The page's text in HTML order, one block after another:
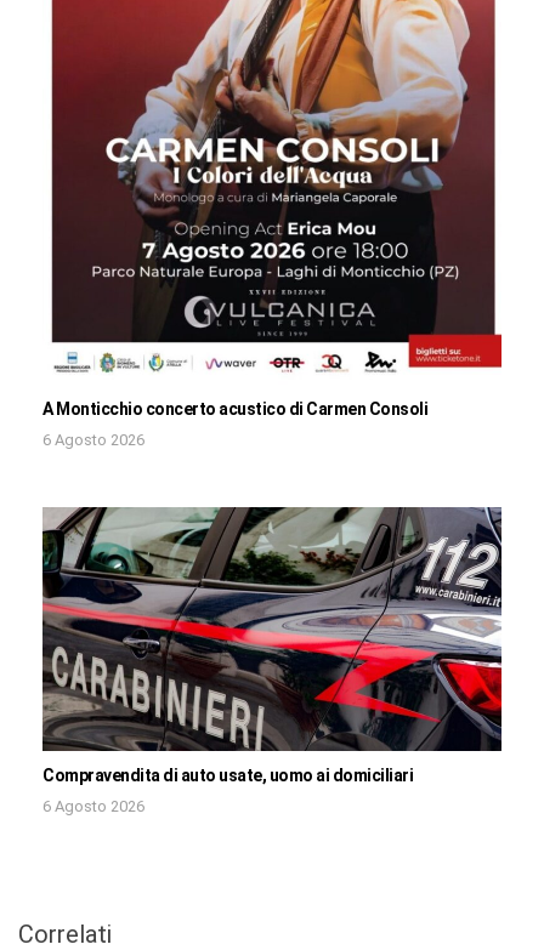
A Monticchio concerto acustico di Carmen Consoli
6 Agosto 2026
Compravendita di auto usate, uomo ai domiciliari
6 Agosto 2026
Correlati